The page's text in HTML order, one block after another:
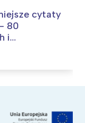
cytaty
80
i